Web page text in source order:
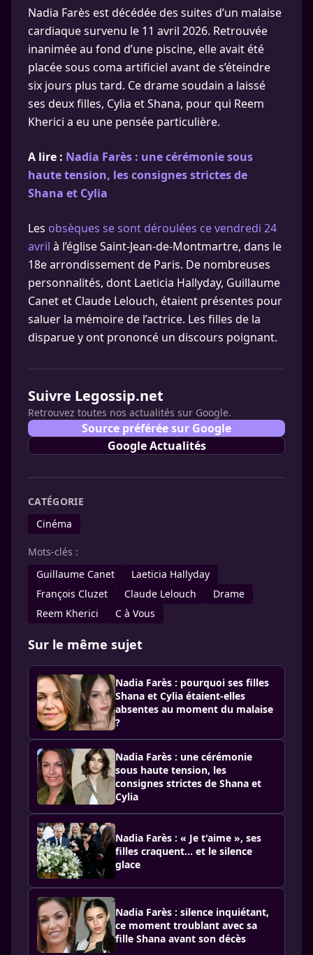
Nadia Farès est décédée des suites d’un malaise
cardiaque survenu le 11 avril 2026. Retrouvée
inanimée au fond d’une piscine, elle avait été
placée sous coma artificiel avant de s’éteindre
six jours plus tard. Ce drame soudain a laissé
ses deux filles, Cylia et Shana, pour qui Reem
Kherici a eu une pensée particulière.
A lire : Nadia Farès : une cérémonie sous
haute tension, les consignes strictes de
Shana et Cylia
Les obsèques se sont déroulées ce vendredi 24
avril à l’église Saint-Jean-de-Montmartre, dans le
18e arrondissement de Paris. De nombreuses
personnalités, dont Laeticia Hallyday, Guillaume
Canet et Claude Lelouch, étaient présentes pour
saluer la mémoire de l’actrice. Les filles de la
disparue y ont prononcé un discours poignant.
Suivre Legossip.net
Retrouvez toutes nos actualités sur Google.
Source préférée sur Google
Google Actualités
CATÉGORIE
Cinéma
Mots-clés :
Guillaume Canet
Laeticia Hallyday
François Cluzet
Claude Lelouch
Drame
Reem Kherici
C à Vous
Sur le même sujet
Nadia Farès : pourquoi ses filles
Shana et Cylia étaient-elles
absentes au moment du malaise
?
Nadia Farès : une cérémonie
sous haute tension, les
consignes strictes de Shana et
Cylia
Nadia Farès : « Je t'aime », ses
filles craquent… et le silence
glace
Nadia Farès : silence inquiétant,
ce moment troublant avec sa
fille Shana avant son décès